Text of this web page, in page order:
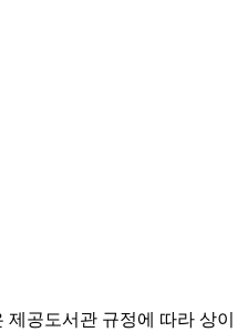
공도서관 규정에 따라 상이